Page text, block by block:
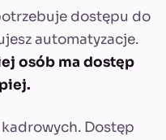
dostępu do
automatyzacje.
osób ma dostęp
Dostęp